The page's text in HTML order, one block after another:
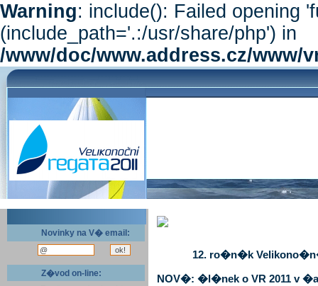
Warning: include(): Failed opening
(include_path='.:/usr/share/php') in
/www/doc/www.address.cz/www/
Novinky na V� email:
Z�vod on-line:
12. ro�n�k
NOV�: �l�nek o VR 2011 v